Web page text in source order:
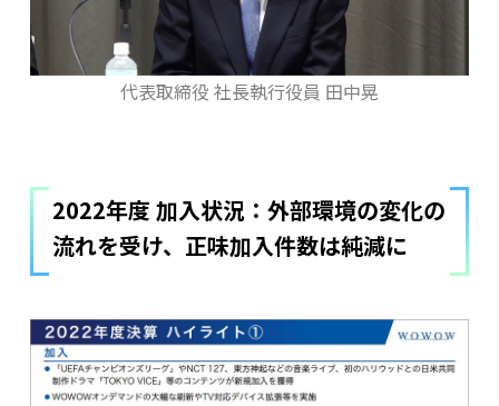
代表取締役 社長執行役員 田中晃
2022年度 加入状況：外部環境の変化の
流れを受け、正味加入件数は純減に